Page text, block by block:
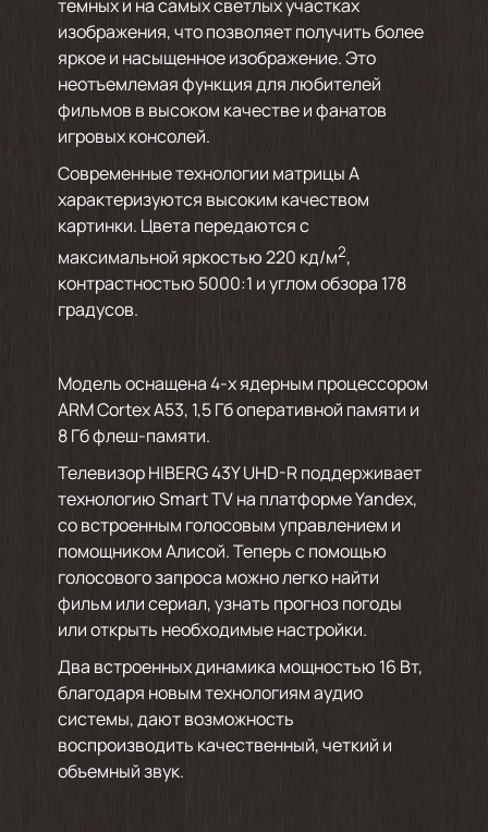
темных и на самых светлых участках
изображения, что позволяет получить более
яркое и насыщенное изображение. Это
неотъемлемая функция для любителей
фильмов в высоком качестве и фанатов
игровых консолей.
Современные технологии матрицы А
характеризуются высоким качеством
картинки. Цвета передаются с
максимальной яркостью 220 кд/м2,
контрастностью 5000:1 и углом обзора 178
градусов.
Модель оснащена 4-х ядерным процессором
ARM Cortex A53, 1,5 Гб оперативной памяти и
8 Гб флеш-памяти.
Телевизор HIBERG 43Y UHD-R поддерживает
технологию Smart TV на платформе Yandex,
со встроенным голосовым управлением и
помощником Алисой. Теперь с помощью
голосового запроса можно легко найти
фильм или сериал, узнать прогноз погоды
или открыть необходимые настройки.
Два встроенных динамика мощностью 16 Вт,
благодаря новым технологиям аудио
системы, дают возможность
воспроизводить качественный, четкий и
объемный звук.